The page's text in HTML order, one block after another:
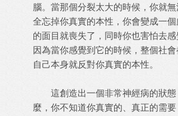
腦。當那個分裂太大的時候，你就
全忘掉你真實的本性，你會變成一
的面目就喪失了，同時你也害怕去感
因為當你感覺到它的時候，整個社
自己本身就反對你真實的本性。
這創造出一個非常神經病的狀態
麼，你不知道你真實的、真正的需